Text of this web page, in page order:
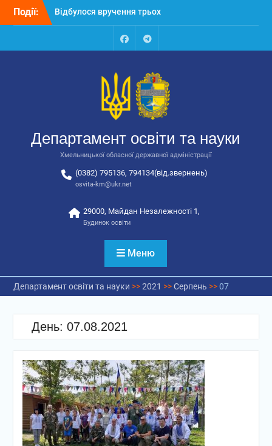
Перейти
Події:
Відбулося вручення трьох
автобусів для потреб
Відбулося засідання
освіти та науки обласної
державної адміністрації
Відбулась обласна
національно-патріотичне
виховання
FacebookTalegram
Департамент освіти та науки
Хмельницької обласної державної адміністрації
(0382) 795136, 794134(від.звернень)
osvita-km@ukr.net
29000, Майдан Незалежності 1,
Будинок освіти
Меню
Департамент освіти та науки >>2021 >>Серпень >>07
День: 07.08.2021